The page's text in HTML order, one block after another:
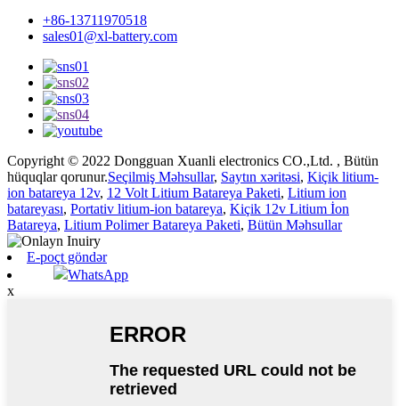
+86-13711970518
sales01@xl-battery.com
Copyright © 2022 Dongguan Xuanli electronics CO.,Ltd. , Bütün
hüquqlar qorunur.Seçilmiş Məhsullar, Saytın xəritəsi, Kiçik litium-
ion batareya 12v, 12 Volt Litium Batareya Paketi, Litium ion
batareyası, Portativ litium-ion batareya, Kiçik 12v Litium İon
Batareya, Litium Polimer Batareya Paketi, Bütün Məhsullar
E-poçt göndər
WhatsApp
x